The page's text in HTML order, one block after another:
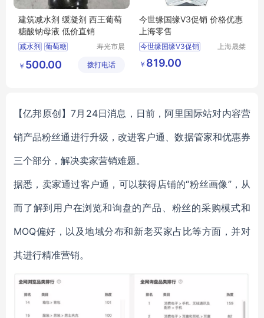
建筑减水剂 缓凝剂 西王葡萄
糖酸钠母液 低价直销
减水剂 葡萄糖
寿光市晨
限公司
￥ 500.00 拨打电话
今世缘国缘V3促销 价格优惠
上海零售
今世缘国缘V3促销
价格优惠
上海零售
供应
食品生鲜
上海晟桀
￥ 819.00
【亿邦原创】7月24日消息，日前，阿里国际站对内容营
销产品粉丝通进行升级，改进客户通、数据管家和优惠券
三个部分，解决卖家营销难题。
据悉，卖家通过客户通，可以获得店铺的“粉丝画像”，从
而了解到用户在浏览和询盘的产品、粉丝的采购模式和
MOQ偏好，以及地域分布和新老买家占比等方面，并对
其进行精准营销。